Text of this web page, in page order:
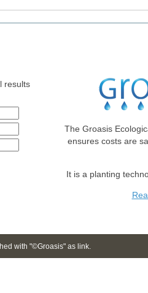
results
The Groasis
ensures costs are
It is a planting
with "©Groasis" as link.